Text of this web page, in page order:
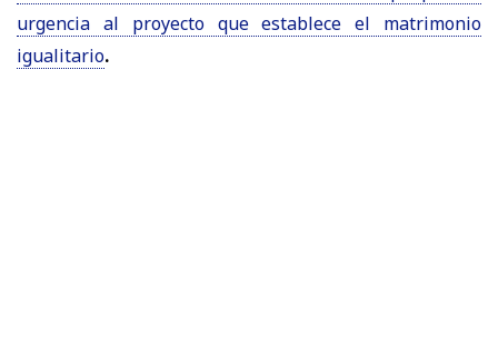
urgencia al proyecto que establece el matrimonio
igualitario.